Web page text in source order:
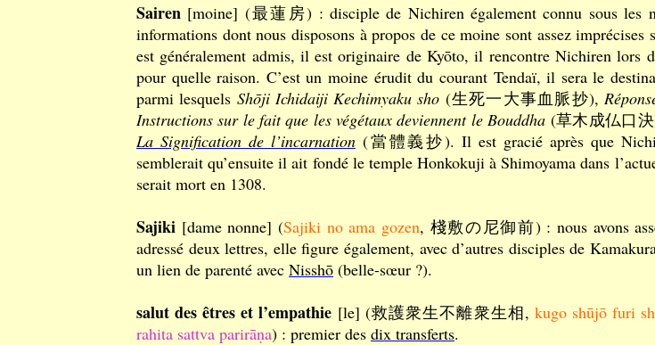
Sairen [moine] (最蓮房) : disciple de Nichiren également connu sous
informations dont nous disposons à propos de ce moine sont assez
est généralement admis, il est originaire de Kyōto, il rencontre Nichiren lors
pour quelle raison. C’est un moine érudit du courant Tendaï, il sera le
parmi lesquels Shōji Ichidaiji Kechimyaku sho (生死一大事血脈抄),
Instructions sur le fait que les végétaux deviennent le Bouddha (草木成仏口
La Signification de l’incarnation(當體義抄). Il est gracié après que
semblerait qu’ensuite il ait fondé le temple Honkokuji à Shimoyama dans
serait mort en 1308.
Sajiki [dame nonne] (Sajiki no ama gozen, 棧敷の尼御前) : nous avons
adressé deux lettres, elle figure également, avec d’autres disciples de
un lien de parenté avec Nisshō (belle-sœur ?).
salut des êtres et l’empathie [le] (救護衆生不離衆生相, kugo shūjō furi
rahita sattva parirāṇa) : premier des dix transferts.